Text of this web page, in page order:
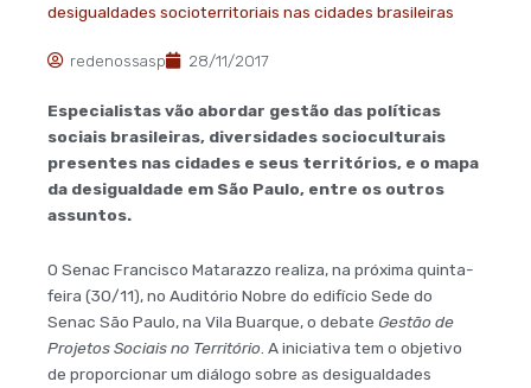
desigualdades socioterritoriais nas cidades brasileiras
redenossasp 28/11/2017
Especialistas vão abordar gestão das políticas
sociais brasileiras, diversidades socioculturais
presentes nas cidades e seus territórios, e o mapa
da desigualdade em São Paulo, entre os outros
assuntos.
O Senac Francisco Matarazzo realiza, na próxima quinta-
feira (30/11), no Auditório Nobre do edifício Sede do
Senac São Paulo, na Vila Buarque, o debate Gestão de
Projetos Sociais no Território . A iniciativa tem o objetivo
de proporcionar um diálogo sobre as desigualdades